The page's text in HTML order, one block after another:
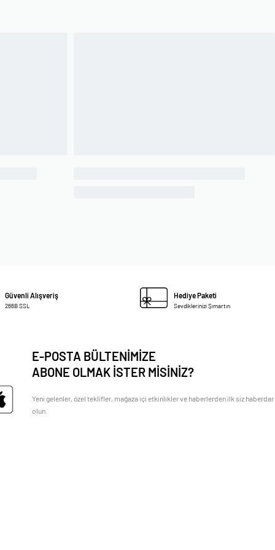
Güvenli Alışveriş
266B SSL
Hediye Paketi
Sevdiklerinizi Şımartın
E-POSTA BÜLTENİMİZE
ABONE OLMAK İSTER MİSİNİZ?
Yeni gelenler, özel teklifler, mağaza içi etkinlikler ve haberlerden ilk siz haberdar
olun.